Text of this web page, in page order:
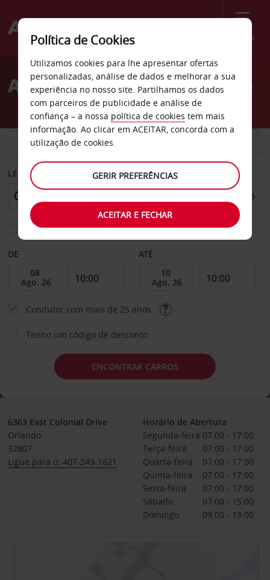
Menu
Welcome
AvisAluguer de carros Orlando
CARRO
LEVANTAR EM
Escolher uma estação de devolução diferente
DE ATÉ
Condutor com mais de 25 anos
Tenho um código de desconto
ENCONTRAR CARROS
6363 East Colonial Drive
Orlando
32807
Ligue para o: 407-249-1621
Horário de Abertura
Segunda-feira 07:00 - 17:00
Terça-feira
07:00 - 17:00
Quarta-feira
07:00 - 17:00
Quinta-feira
07:00 - 17:00
Sexta-feira
07:00 - 17:00
Sábado
07:00 - 15:00
Domingo
09:00 - 13:00
Política de Cookies
Utilizamos cookies para lhe apresentar ofertas
personalizadas, análise de dados e melhorar a sua
experiência no nosso site. Partilhamos os dados
com parceiros de publicidade e análise de
confiança – a nossa política de cookies tem mais
informação. Ao clicar em ACEITAR, concorda com a
utilização de cookies.
GERIR PREFERÊNCIAS
ACEITAR E FECHAR